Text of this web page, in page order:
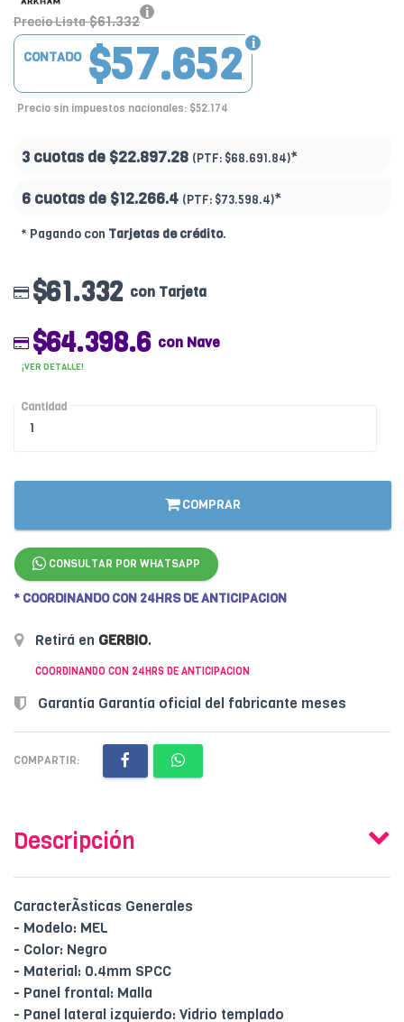
Precio Lista $61.332
$57.652
CONTADO
Precio sin impuestos nacionales: $52.174
3 cuotas de $22.897.28 (PTF: $68.691.84)*
6 cuotas de $12.266.4 (PTF: $73.598.4)*
* Pagando con Tarjetas de crédito.
$61.332 con Tarjeta
$64.398.6 con Nave
¡VER DETALLE!
Cantidad
COMPRAR
CONSULTAR POR WHATSAPP
* COORDINANDO CON 24HRS DE ANTICIPACION
Retirá en GERBIO.
COORDINANDO CON 24HRS DE ANTICIPACION
Garantía Garantía oficial del fabricante meses
COMPARTIR:
Descripción
CaracterÃ­sticas Generales
- Modelo: MEL
- Color: Negro
- Material: 0.4mm SPCC
- Panel frontal: Malla
- Panel lateral izquierdo: Vidrio templado